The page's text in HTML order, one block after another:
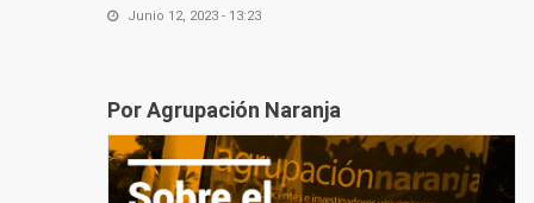
Junio 12, 2023 - 13:23
Por Agrupación Naranja